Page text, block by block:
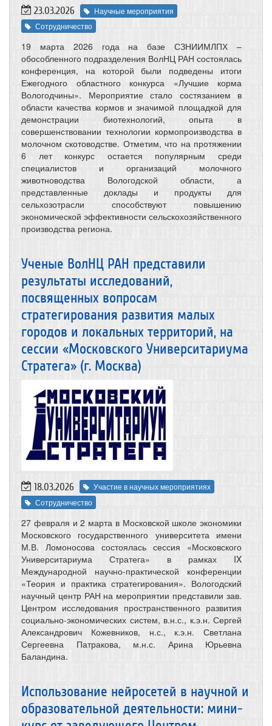
23.03.2026
Научные мероприятия
Сотрудничество
19 марта 2026 года на базе СЗНИИМЛПХ –
обособленного подразделения ВолНЦ РАН состоялась
конференция, на которой были подведены итоги
Ежегодного областного конкурса «Лучшие корма
Вологодчины». Мероприятие стало состязанием в
области качества кормов и значимой площадкой для
демонстрации биотехнологий, опыта в
совершенствовании технологии кормопроизводства в
молочном скотоводстве. Отметим, что на протяжении
6 лет конкурс остается популярным среди
специалистов и организаций молочного
животноводства Вологодской области, а
представленные доклады и продукты для
сельхозотрасли способствуют повышению
экономической эффективности сельскохозяйственного
производства региона.
Ученые ВолНЦ РАН представили
результаты исследований,
посвященных вопросам
стратегирования развития малых
городов и локальных территорий, на
сессии «Московского Университариума
Стратега» (г. Москва)
18.03.2026
Участие в научных мероприятиях
Сотрудничество
27 февраля и 2 марта в Московской школе экономики
Московского государственного университета имени
М.В. Ломоносова состоялась сессия «Московского
Университариума Стратега» в рамках IX
Международной научно-практической конференции
«Теория и практика стратегирования». Вологодский
научный центр РАН на мероприятии представили зав.
Центром исследования пространственного развития
социально-экономических систем, в.н.с., к.э.н. Сергей
Александрович Кожевников, н.с., к.э.н. Светлана
Сергеевна Патракова, м.н.с. Арина Юрьевна
Баландина.
Использование нейросетей в научной и
образовательной деятельности: мини-